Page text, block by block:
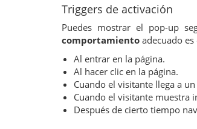
Triggers de activación
Puedes mostrar el pop-up
comportamiento adecuado
Al entrar en la página.
Al hacer clic en la página.
Cuando el visitante llega a
Cuando el visitante muestra
Después de cierto tiempo